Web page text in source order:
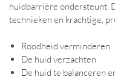
huidbarrière ondersteunt.
technieken en krachtige,
Roodheid verminderen
De huid verzachten
De huid te balanceren